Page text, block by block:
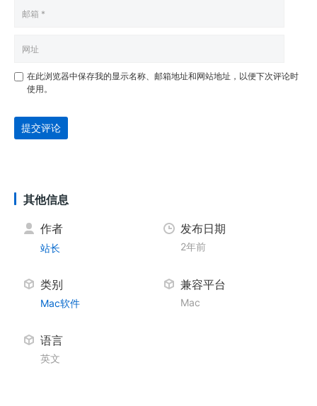
在此浏览器中保存我的显示名称、邮箱地址和网站地址，以便下次评论时
使用。
提交评论
其他信息
作者
站长
发布日期
2年前
类别
Mac软件
兼容平台
Mac
语言
英文